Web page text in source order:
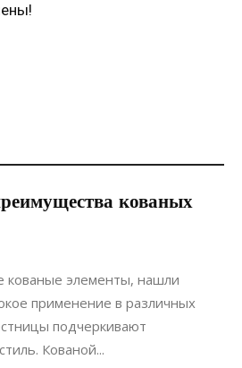
кованых
элементы, нашли
применение в различных
подчеркивают
Кованой...